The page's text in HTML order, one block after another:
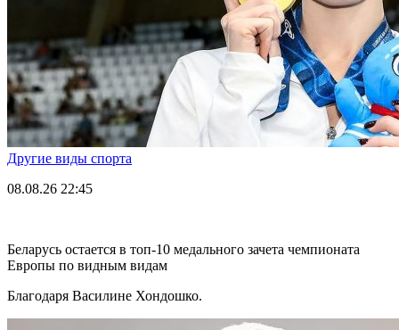
Другие виды спорта
08.08.26 22:45
Беларусь остается в топ-10 медального зачета чемпионата
Европы по видным видам
Благодаря Василине Хондошко.